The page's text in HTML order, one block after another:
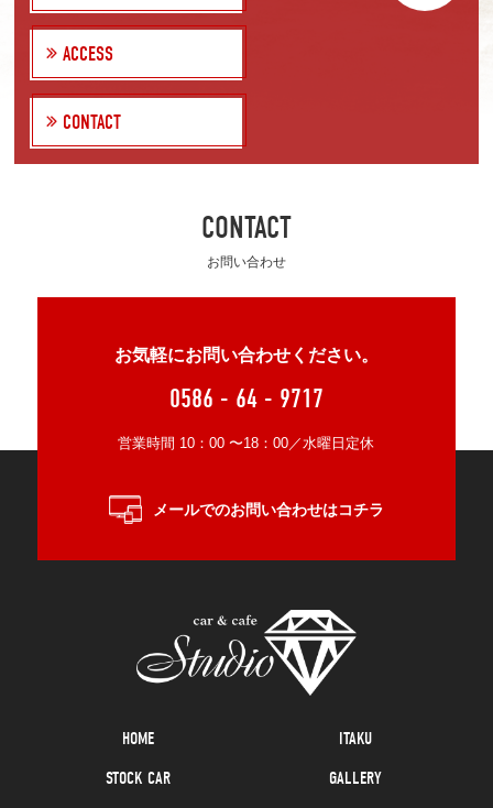
ACCESS
CONTACT
CONTACT
お問い合わせ
お気軽にお問い合わせください。
0586 - 64 - 9717
営業時間 10：00 〜18：00／水曜日定休
メールでのお問い合わせはコチラ
HOME
ITAKU
STOCK CAR
GALLERY